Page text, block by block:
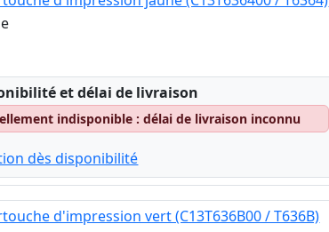
et délai de livraison
indisponible : délai de livraison inconnu
dès disponibilité
d'impression vert (C13T636B00 / T636B)